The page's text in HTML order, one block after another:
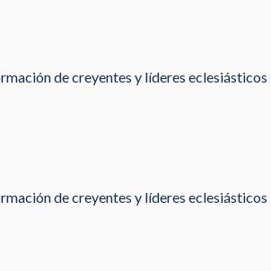
de creyentes y líderes eclesiásticos
de creyentes y líderes eclesiásticos